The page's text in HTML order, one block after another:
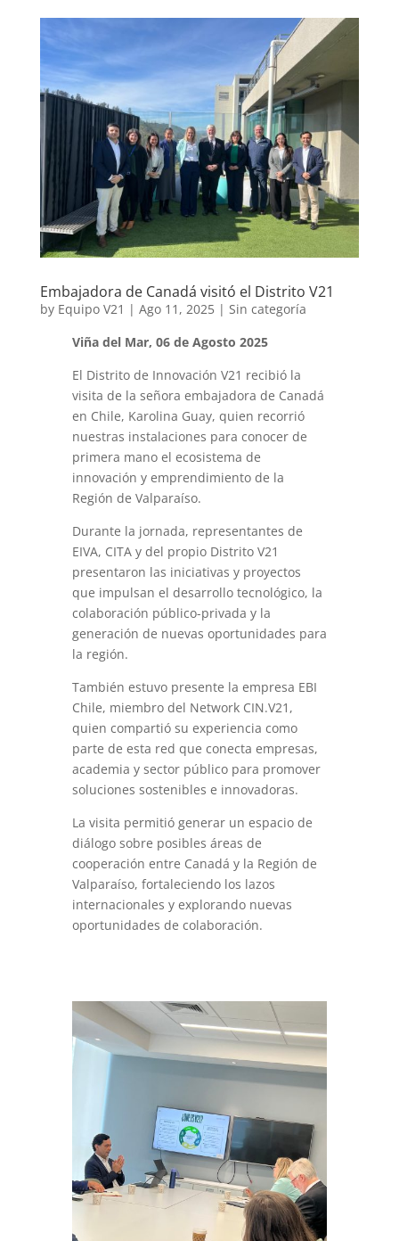
Embajadora de Canadá visitó el Distrito V21
by Equipo V21 | Ago 11, 2025| Sin categoría
Viña del Mar, 06 de Agosto 2025
El Distrito de Innovación V21 recibió la
visita de la señora embajadora de Canadá
en Chile, Karolina Guay, quien recorrió
nuestras instalaciones para conocer de
primera mano el ecosistema de
innovación y emprendimiento de la
Región de Valparaíso.
Durante la jornada, representantes de
EIVA, CITA y del propio Distrito V21
presentaron las iniciativas y proyectos
que impulsan el desarrollo tecnológico, la
colaboración público-privada y la
generación de nuevas oportunidades para
la región.
También estuvo presente la empresa EBI
Chile, miembro del Network CIN.V21,
quien compartió su experiencia como
parte de esta red que conecta empresas,
academia y sector público para promover
soluciones sostenibles e innovadoras.
La visita permitió generar un espacio de
diálogo sobre posibles áreas de
cooperación entre Canadá y la Región de
Valparaíso, fortaleciendo los lazos
internacionales y explorando nuevas
oportunidades de colaboración.